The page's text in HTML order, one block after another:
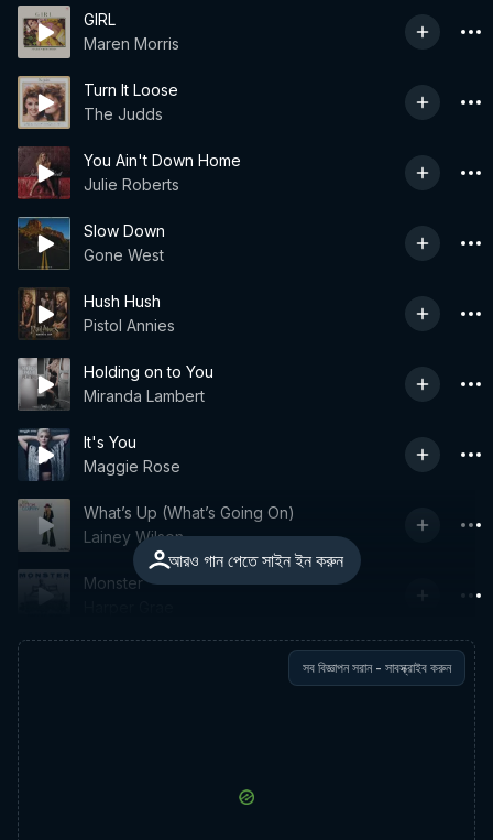
GIRL
Maren Morris
Turn It Loose
The Judds
You Ain't Down Home
Julie Roberts
Slow Down
Gone West
Hush Hush
Pistol Annies
Holding on to You
Miranda Lambert
It's You
Maggie Rose
আরও গান পেতে সাইন ইন করুন
What’s Up (What’s Going On)
Lainey Wilson
Monster
সব বিজ্ঞাপন সরান - সাবস্ক্রাইব করুন